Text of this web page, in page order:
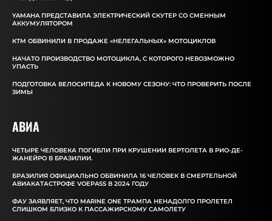
YAMAHA ПРЕДСТАВИЛА ЭЛЕКТРИЧЕСКИЙ СКУТЕР СО СМЕННЫМ
АККУМУЛЯТОРОМ
КТМ ОБВИНИЛИ В ПРОДАЖЕ «НЕЛЕГАЛЬНЫХ» МОТОЦИКЛОВ
НАЧАТО ПРОИЗВОДСТВО МОТОЦИКЛА, С КОТОРОГО НЕВОЗМОЖНО
УПАСТЬ
ПОДГОТОВКА ВЕЛОСИПЕДА К НОВОМУ СЕЗОНУ: ЧТО ПРОВЕРИТЬ ПОСЛЕ
ЗИМЫ
АВИА
ЧЕТЫРЕ ЧЕЛОВЕКА ПОГИБЛИ ПРИ КРУШЕНИИ ВЕРТОЛЕТА В РИО-ДЕ-
ЖАНЕЙРО В БРАЗИЛИИ.
БРАЗИЛИЯ ОФИЦИАЛЬНО ОБВИНИЛА 16 ЧЕЛОВЕК В СМЕРТЕЛЬНОЙ
АВИАКАТАСТРОФЕ VOEPASS В 2024 ГОДУ
ФАУ ЗАЯВЛЯЕТ, ЧТО MARINE ONE ТРАМПА НЕНАДОЛГО ПРОЛЕТЕЛ
СЛИШКОМ БЛИЗКО К ПАССАЖИРСКОМУ САМОЛЕТУ